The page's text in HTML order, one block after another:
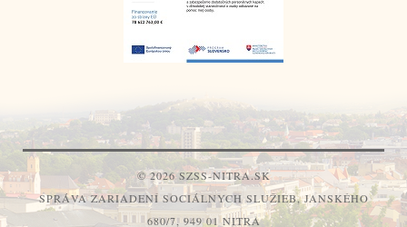
© 2026 SZSS-NITRA.SK
SPRÁVA ZARIADENÍ SOCIÁLNYCH SLUŽIEB, JANSKÉHO
680/7, 949 01 NITRA